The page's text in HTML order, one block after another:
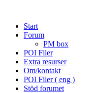
Start
Forum
PM box
POI Filer
Extra resurser
Om/kontakt
POI Filer ( eng )
Stöd forumet